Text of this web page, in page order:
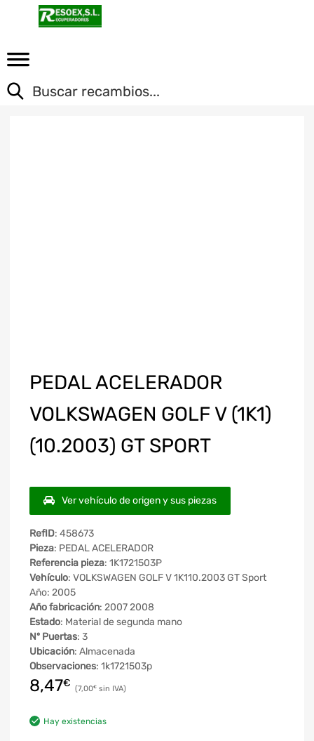
PEDAL ACELERADOR
VOLKSWAGEN GOLF V (1K1)
(10.2003) GT SPORT
Ver vehículo de origen y sus piezas
RefID: 458673
Pieza: PEDAL ACELERADOR
Referencia pieza: 1K1721503P
Vehículo: VOLKSWAGEN GOLF V 1K110.2003 GT Sport
Año: 2005
Año fabricación: 2007 2008
Estado: Material de segunda mano
Nº Puertas: 3
Ubicación: Almacenada
Observaciones: 1k1721503p
8,47€ 7,00€
Hay existencias